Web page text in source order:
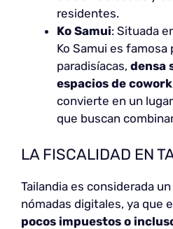
residentes.
Ko Samui: Situada
Ko Samui es famosa
paradisíacas, densa
espacios de
convierte en un
que buscan
LA FISCALIDAD EN
Tailandia es considerada
nómadas digitales, ya que
pocos impuestos o